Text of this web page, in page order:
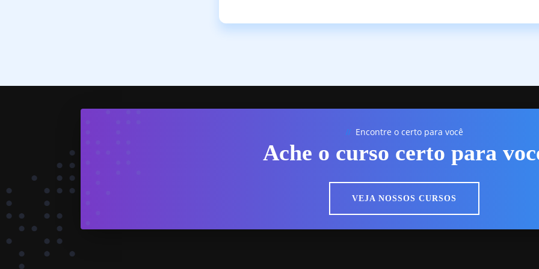
// Encontre o certo para você
Ache o curso certo para
VEJA NOSSOS CURSOS